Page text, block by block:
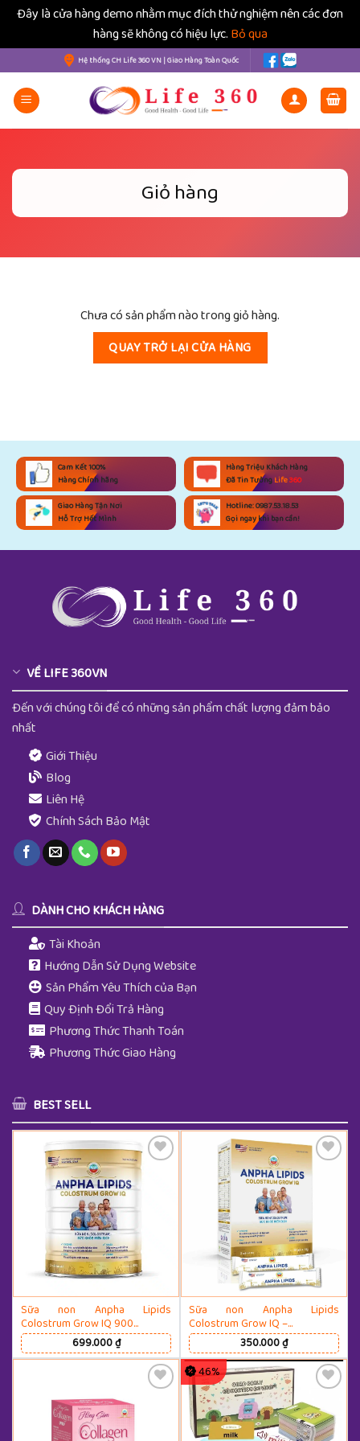
Đây là cửa hàng demo nhằm mục đích thử nghiệm nên các đơn
hàng sẽ không có hiệu lực. Bỏ qua
qua
nội
dung
Hệ thống CH Life 360 VN | Giao Hàng Toàn Quốc
Giỏ hàng
Chưa có sản phẩm nào trong giỏ hàng.
QUAY TRỞ LẠI CỬA HÀNG
Cam Kết 100%
Hàng Chính hãng
Hàng Triệu Khách Hàng
Đã Tin TưởngLife360
Giao Hàng Tận Nơi
Hỗ Trợ Hết Mình
Hotline: 0987.53.18.53
Gọi ngay khi bạn cần!
VỀ LIFE 360VN
Đến với chúng tôi để có những sản phẩm chất lượng đảm bảo
nhất
Giới Thiệu
Blog
Liên Hệ
Chính Sách Bảo Mật
DÀNH CHO KHÁCH HÀNG
Tài Khoản
Hướng Dẫn Sử Dụng Website
Sản Phẩm Yêu Thích của Bạn
Quy Định Đổi Trả Hàng
Phương Thức Thanh Toán
Phương Thức Giao Hàng
BEST SELL
Thêm Yêu Thích
Sữa non Anpha Lipids
Colostrum Grow IQ 900…
699.000₫
Thêm Yêu Thích
Sữa non Anpha Lipids
Colostrum Grow IQ –…
350.000₫
Thêm Yêu Thích
46%
Thêm Yêu Thích